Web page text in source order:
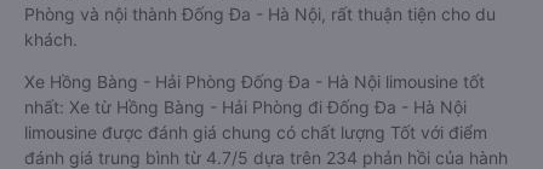
Phòng và nội thành Đống Đa - Hà Nội, rất thuận tiện cho du
khách.
Xe Hồng Bàng - Hải Phòng Đống Đa - Hà Nội limousine tốt
nhất: Xe từ Hồng Bàng - Hải Phòng đi Đống Đa - Hà Nội
limousine được đánh giá chung có chất lượng Tốt với điểm
đánh giá trung bình từ 4.7/5 dựa trên 234 phản hồi của hành